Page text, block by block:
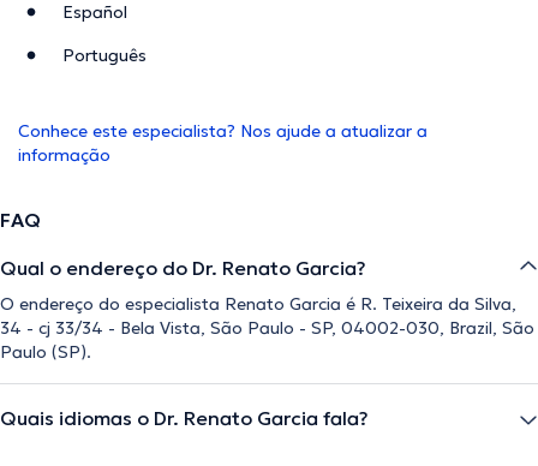
Español
Português
Conhece este especialista? Nos ajude a atualizar a
informação
FAQ
Qual o endereço do Dr. Renato Garcia?
O endereço do especialista Renato Garcia é R. Teixeira da Silva,
34 - cj 33/34 - Bela Vista, São Paulo - SP, 04002-030, Brazil, São
Paulo (SP).
Quais idiomas o Dr. Renato Garcia fala?